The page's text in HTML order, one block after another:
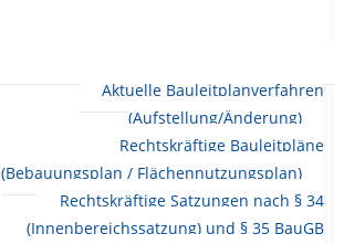
Aktuelle Bauleitplanverfahren
(Aufstellung/Änderung)
Rechtskräftige Bauleitpläne
(Bebauungsplan / Flächennutzungsplan)
Rechtskräftige Satzungen nach § 34
(Innenbereichssatzung) und § 35 BauGB